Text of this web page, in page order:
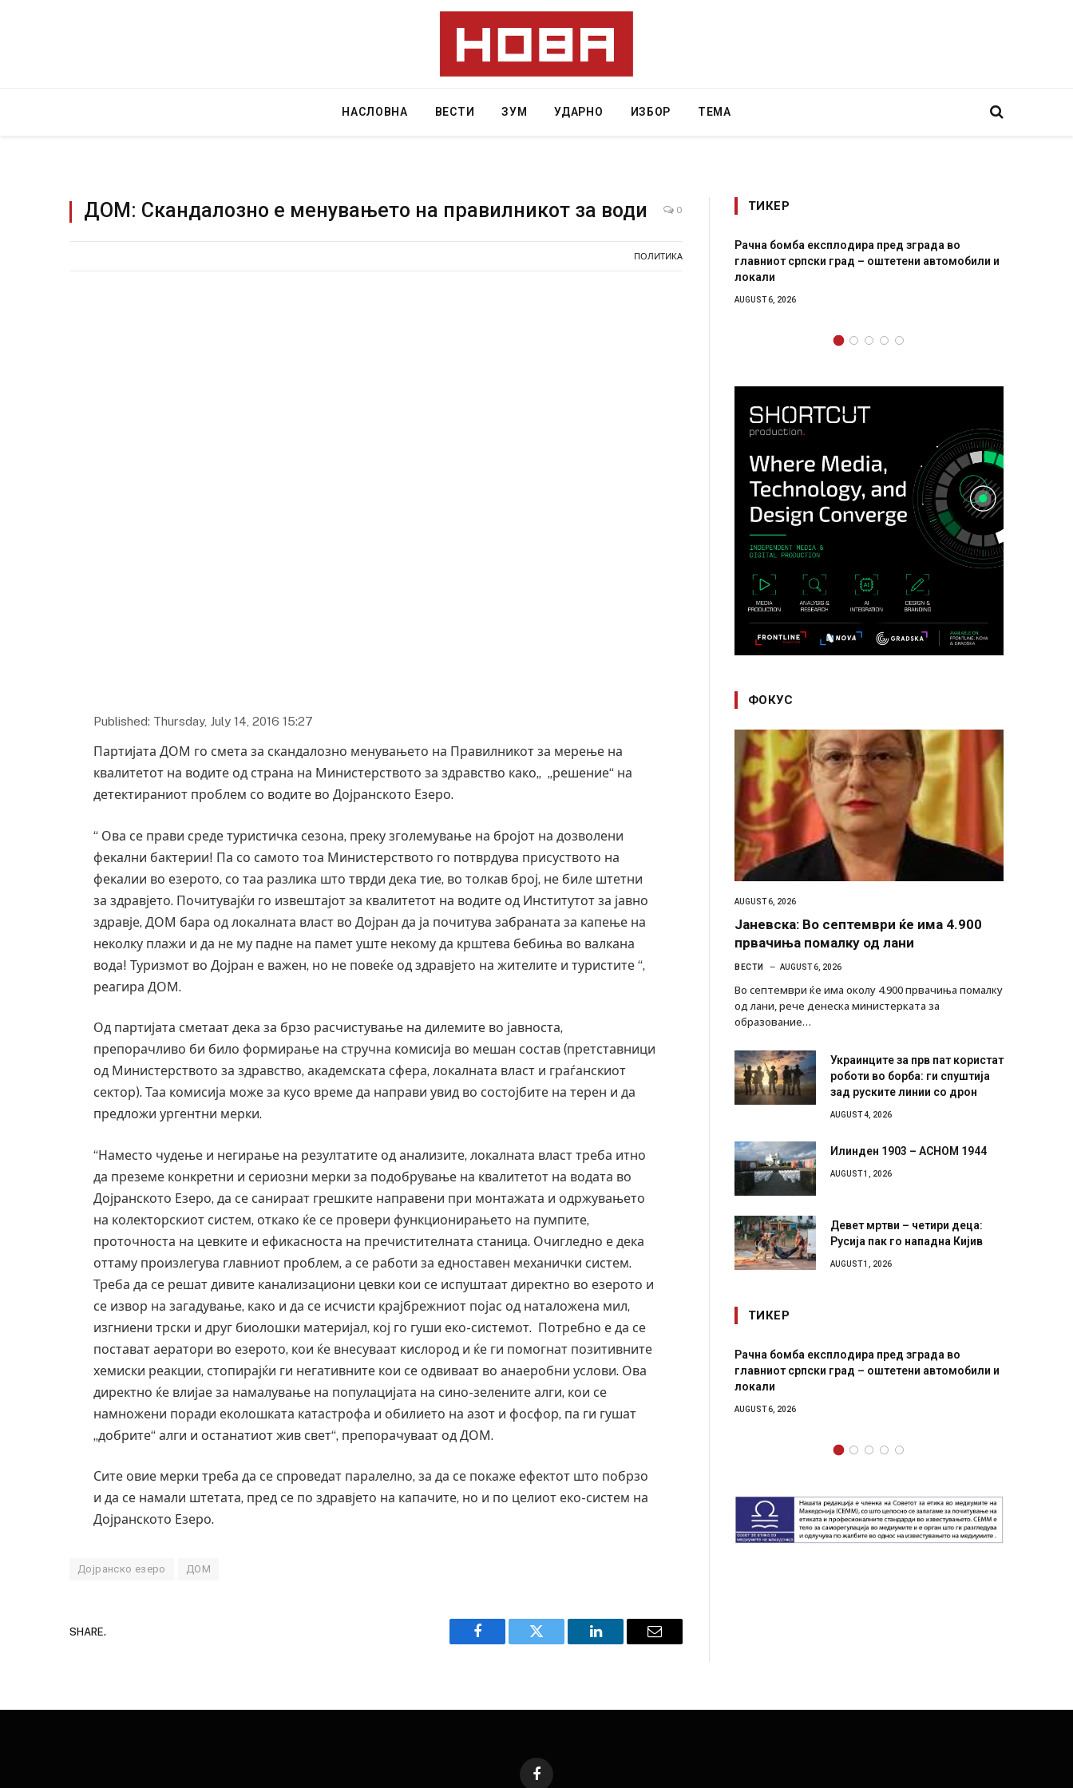
НАСЛОВНА ВЕСТИ ЗУМ УДАРНО ИЗБОР ТЕМА
ДОМ: Скандалозно е менувањето на правилникот за води 0
ПОЛИТИКА
Published: Thursday, July 14, 2016 15:27
Партијата ДОМ го смета за скандалозно менувањето на Правилникот за мерење на
квалитетот на водите од страна на Министерството за здравство како„ „решение“ на
детектираниот проблем со водите во Дојранското Езеро.
“ Ова се прави среде туристичка сезона, преку зголемување на бројот на дозволени
фекални бактерии! Па со самото тоа Министерството го потврдува присуството на
фекалии во езерото, со таа разлика што тврди дека тие, во толкав број, не биле штетни
за здравјето. Почитувајќи го извештајот за квалитетот на водите од Институтот за јавно
здравје, ДОМ бара од локалната власт во Дојран да ја почитува забраната за капење на
неколку плажи и да не му падне на памет уште некому да крштева бебиња во валкана
вода! Туризмот во Дојран е важен, но не повеќе од здравјето на жителите и туристите “,
реагира ДОМ.
Од партијата сметаат дека за брзо расчистување на дилемите во јавноста,
препорачливо би било формирање на стручна комисија во мешан состав (претставници
од Министерството за здравство, академската сфера, локалната власт и граѓанскиот
сектор). Таа комисија може за кусо време да направи увид во состојбите на терен и да
предложи ургентни мерки.
“Наместо чудење и негирање на резултатите од анализите, локалната власт треба итно
да преземе конкретни и сериозни мерки за подобрување на квалитетот на водата во
Дојранското Езеро, да се санираат грешките направени при монтажата и одржувањето
на колекторскиот систем, откако ќе се провери функционирањето на пумпите,
проточноста на цевките и ефикасноста на пречистителната станица. Очигледно е дека
оттаму произлегува главниот проблем, а се работи за едноставен механички систем.
Треба да се решат дивите канализациони цевки кои се испуштаат директно во езерото и
се извор на загадување, како и да се исчисти крајбрежниот појас од наталожена мил,
изгниени трски и друг биолошки материјал, кој го гуши еко-системот. Потребно е да се
постават аератори во езерото, кои ќе внесуваат кислород и ќе ги помогнат позитивните
хемиски реакции, стопирајќи ги негативните кои се одвиваат во анаеробни услови. Ова
директно ќе влијае за намалување на популацијата на сино-зелените алги, кои се
намножени поради еколошката катастрофа и обилието на азот и фосфор, па ги гушат
„добрите“ алги и останатиот жив свет“, препорачуваат од ДОМ.
Сите овие мерки треба да се спроведат паралелно, за да се покаже ефектот што побрзо
и да се намали штетата, пред се по здравјето на капачите, но и по целиот еко-систем на
Дојранското Езеро.
Дојранско езеро ДОМ
SHARE.
Facebook Twitter LinkedIn Email
ТИКЕР
Рачна бомба експлодира пред зграда во
главниот српски град – оштетени автомобили и
локали
AUGUST 6, 2026
ФОКУС
AUGUST 6, 2026
Јаневска: Во септември ќе има 4.900
првачиња помалку од лани
ВЕСТИ AUGUST 6, 2026
Во септември ќе има околу 4.900 првачиња помалку
од лани, рече денеска министерката за
образование…
Украинците за прв пат користат
роботи во борба: ги спуштија
зад руските линии со дрон
AUGUST 4, 2026
Илинден 1903 – АСНОМ 1944
AUGUST 1, 2026
Девет мртви – четири деца:
Русија пак го нападна Кијив
AUGUST 1, 2026
ТИКЕР
Грција: Горат Парос, Андрос, Калимнос, Крит, …
JULY 30, 2026
Рачна бомба експлодира пред зграда во
главниот српски град – оштетени автомобили и
локали
AUGUST 6, 2026
Facebook